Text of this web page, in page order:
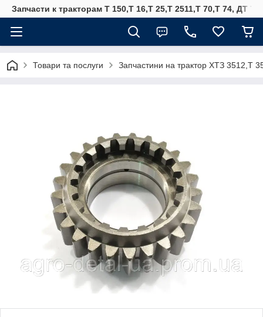
Запчасти к тракторам Т 150,Т 16,Т 25,Т 2511,Т 70,Т 74, ДТ
Товари та послуги Запчастини на трактор ХТЗ 3512,Т